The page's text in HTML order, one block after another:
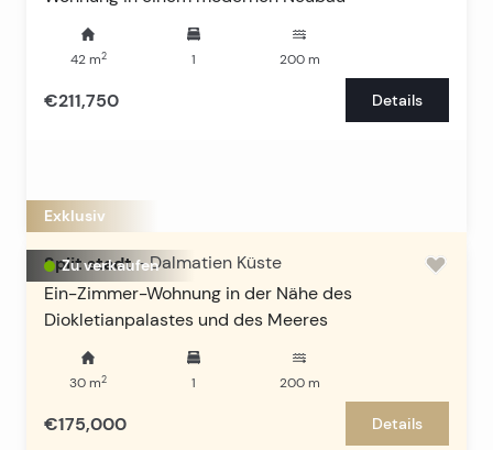
42m2 1 200m
€211,750 Details
Zu verkaufen
Exklusiv
Split stadt - Dalmatien Küste
Ein-Zimmer-Wohnung in der Nähe des
Diokletianpalastes und des Meeres
30 m2 1 200m
€175,000 Details